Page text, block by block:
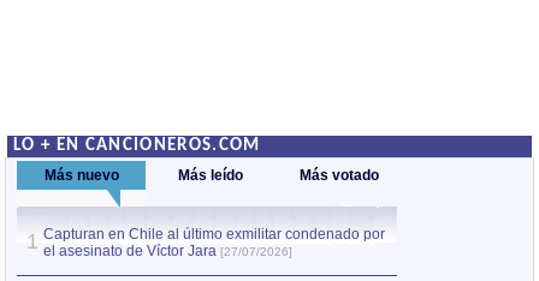
LO + EN CANCIONEROS.COM
Más nuevo Más leído Más votado
1 Capturan en Chile al último exmilitar condenado por
el asesinato de Víctor Jara [27/07/2026]